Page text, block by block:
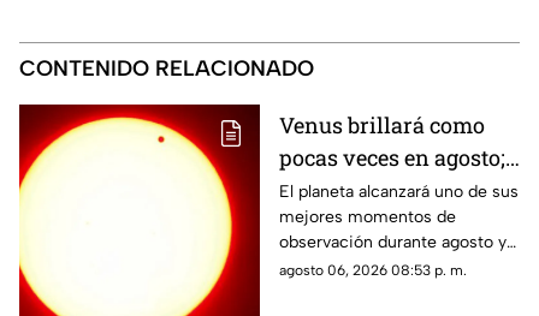
CONTENIDO RELACIONADO
Venus brillará como
pocas veces en agosto;
a esta hora podrás
verlo durante este mes
El planeta alcanzará uno de sus
mejores momentos de
observación durante agosto y
podrá distinguirse sin
agosto 06, 2026 08:53 p. m.